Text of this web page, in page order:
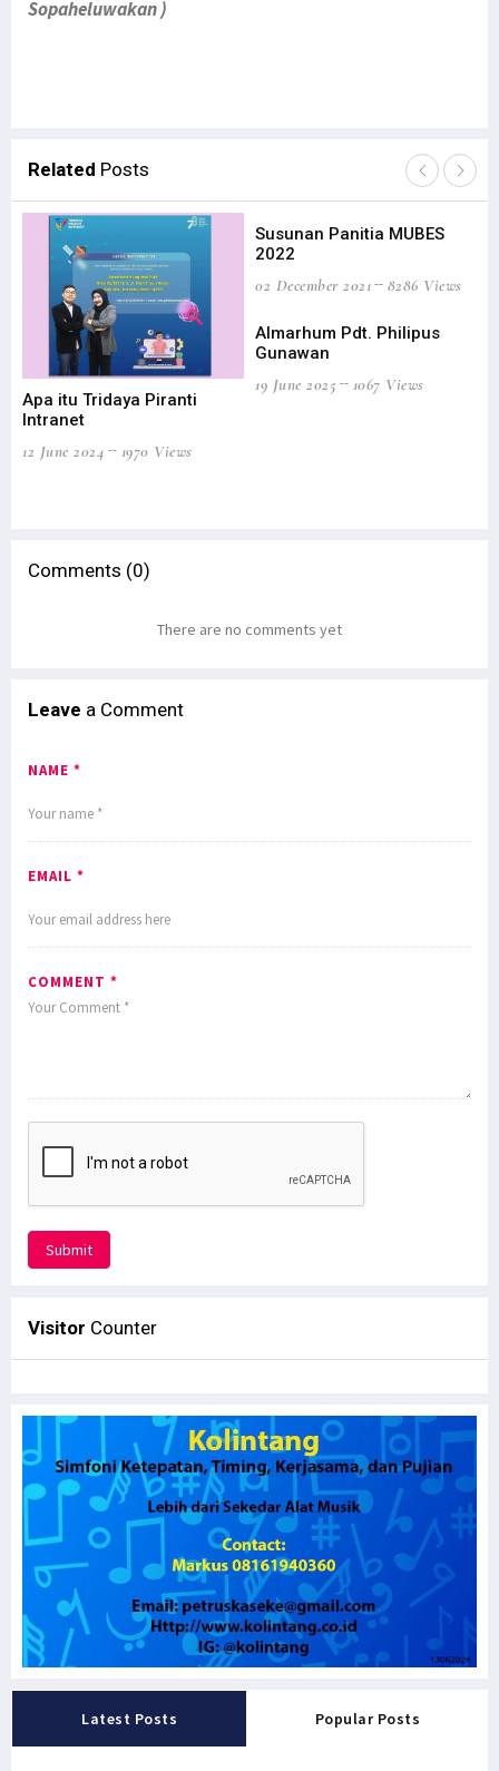
Sopaheluwakan )
Related Posts
Apa itu Tridaya Piranti
Intranet
12 June 2024
1970 Views
Susunan Panitia MUBES
2022
02 December 2021
8286 Views
Almarhum Pdt. Philipus
Gunawan
19 June 2025
1067 Views
Comments (0)
There are no comments yet
Leave a Comment
NAME *
EMAIL *
COMMENT *
Submit
Visitor Counter
Latest Posts Popular Posts